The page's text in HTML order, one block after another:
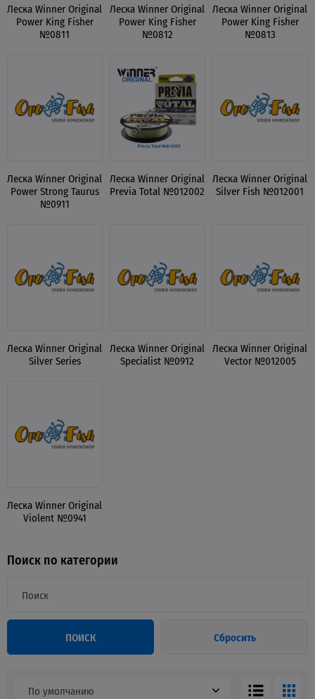
Леска Winner Original
Power King Fisher
№0811
Леска Winner Original
Power King Fisher
№0812
Леска Winner Original
Power King Fisher
№0813
Леска Winner Original
Power Strong Taurus
№0911
Леска Winner Original
Previa Total №012002
Леска Winner Original
Silver Fish №012001
Леска Winner Original
Silver Series
Леска Winner Original
Specialist №0912
Леска Winner Original
Vector №012005
Леска Winner Original
Violent №0941
Поиск по категории
ПОИСК Сбросить
По умолчанию